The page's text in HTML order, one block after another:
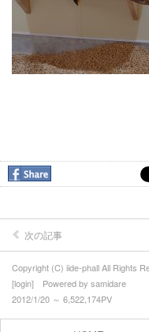
次の記事
Copyright (C) iide-phall All Rights
[login] Powered by samidare
2012/1/20 ～ 6,522,174PV